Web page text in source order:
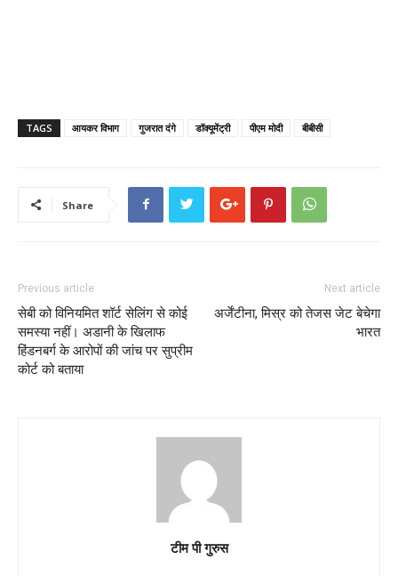
TAGS आयकर विभाग गुजरात दंगे डॉक्यूमेंट्री पीएम मोदी बीबीसी
Share
Previous article
सेबी को विनियमित शॉर्ट सेलिंग से कोई
समस्या नहीं। अडानी के खिलाफ
हिंडनबर्ग के आरोपों की जांच पर सुप्रीम
कोर्ट को बताया
Next article
अर्जेंटीना, मिस्र को तेजस जेट बेचेगा
भारत
टीम पी गुरुस